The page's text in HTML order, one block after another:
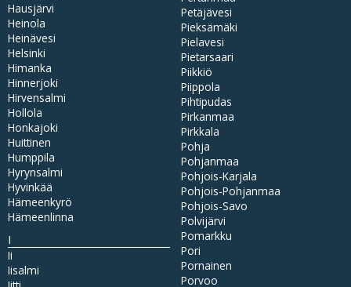
Hausjärvi
Heinola
Heinävesi
Helsinki
Himanka
Hinnerjoki
Hirvensalmi
Hollola
Honkajoki
Huittinen
Humppila
Hyrynsalmi
Hyvinkää
Hämeenkyrö
Hämeenlinna
I
Ii
Iisalmi
Petäjävesi
Pieksämäki
Pielavesi
Pietarsaari
Piikkiö
Piippola
Pihtipudas
Pirkanmaa
Pirkkala
Pohja
Pohjanmaa
Pohjois-Karjala
Pohjois-Pohjanmaa
Pohjois-Savo
Polvijärvi
Pomarkku
Pori
Pornainen
Porvoo